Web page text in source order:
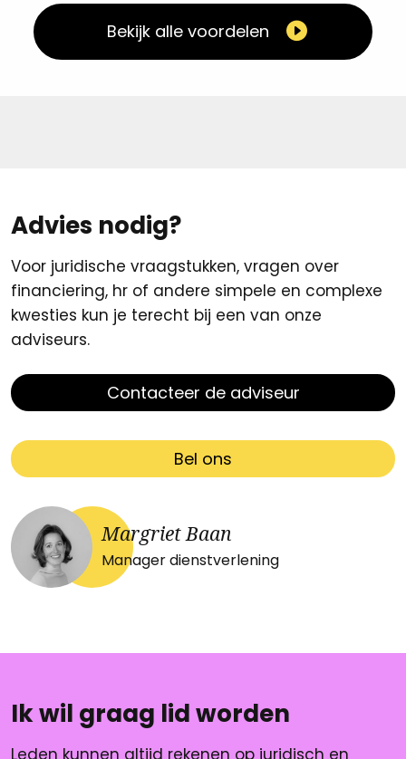
Bekijk alle voordelen
Advies nodig?
Voor juridische vraagstukken, vragen over
financiering, hr of andere simpele en complexe
kwesties kun je terecht bij een van onze
adviseurs.
Contacteer de adviseur
Bel ons
Margriet Baan
Manager dienstverlening
Ik wil graag lid worden
Leden kunnen altijd rekenen op juridisch en